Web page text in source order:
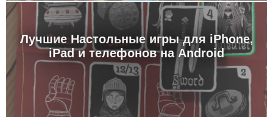
Лучшие Настольные игры для iPhone,
iPad и телефонов на Android